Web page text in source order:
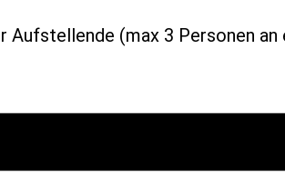
(max 3 Personen